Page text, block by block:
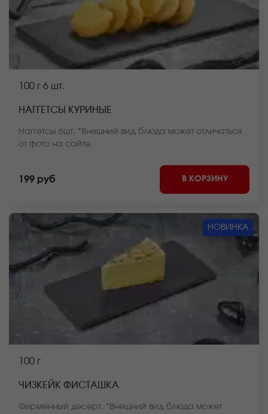
100 г 6 шт.
НАГГЕТСЫ КУРИНЫЕ
Наггетсы 6шт. *Внешний вид блюда может отличаться
от фото на сайте.
199 руб В КОРЗИНУ
НОВИНКА
100 г
ЧИЗКЕЙК ФИСТАШКА
Фирменный десерт. *Внешний вид блюда может